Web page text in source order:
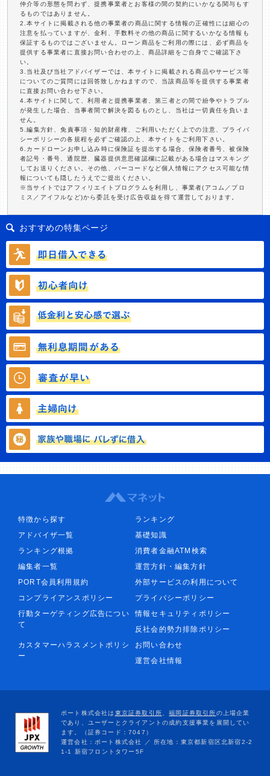
仲介等の形態を問わず、提携事業者とお客様の間の契約にいかなる関与もす
るものではありません。
2.本サイトに掲載される他の事業者の商品に関する情報の正確性には細心の
注意を払っていますが、金利、手数料その他の商品に関するいかなる情報も
保証するものではございません。ローン商品をご利用の際には、必ず商品を
提供する事業者に直接お問い合わせの上、商品詳細をご自身でご確認下さ
い。
3.当社及び当社アドバイザーでは、本サイトに掲載される商品やサービス等
についてのご質問には回答致しかねますので、当該商品等を提供する事業者
に直接お問い合わせ下さい。
4.本サイトに関して、利用者と提携事業者、第三者との間で紛争やトラブル
が発生した場合、当事者間で解決を図るものとし、当社は一切責任を負いま
せん。
5.編集方針、免責事項・知的財産権、ご利用いただく上での注意、プライバ
シーポリシーの各規程を必ずご確認の上、本サイトをご利用下さい。
6.カードローンお申し込み時に保険証を提出する場合、保険者番号、被保険
者記号・番号、通院歴、臓器提供意思確認欄に記載がある場合はマスキング
してお送りください。その他、バーコードなど個人情報にアクセス可能な情
報についても隠したうえでご提出ください。
※当サイトではアフィリエイトプログラムを利用し、事業者(アコム／プロ
ミス／アイフルなど)から委託を受け広告収益を得て運営しております。
おすすめの特集ページ
特徴から探す
ランキング
アドバイザ一覧
基礎知識
ランキング根拠
消費者金融ATM検索
編集者一覧
運営方針・編集方針
PORT会員利用規約
外部サービスの利用について
コンプライアンスポリシー
プライバシーポリシー
行動ターゲティング広告につい
て
情報セキュリティポリシー
反社会的勢力排除ポリシー
カスタマーハラスメントポリシ
ー
お問い合わせ
運営会社情報